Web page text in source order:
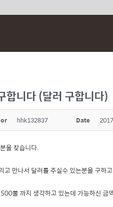
합니다 (달러 구합니다)
hhk132837 Date
을 찾습니다.
고 만나서 달러를 주실수 있는분을 구하
불 까지 생각하고 있는데 가능하신 금